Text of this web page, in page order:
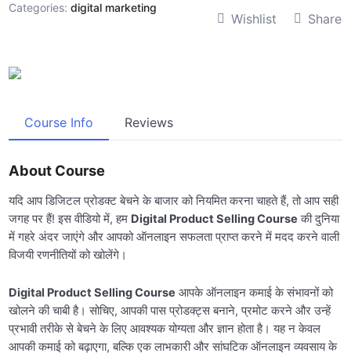
Categories: digital marketing
Wishlist Share
Course Info Reviews
About Course
यदि आप डिजिटल प्रोडक्ट बेचने के बाजार को नियमित करना चाहते हैं, तो आप सही
जगह पर हैं! इस वीडियो में, हम Digital Product Selling Course की दुनिया
में गहरे अंदर जाएंगे और आपको ऑनलाइन सफलता प्राप्त करने में मदद करने वाली
विजयी रणनीतियों को खोलेंगे।
Digital Product Selling Course आपके ऑनलाइन कमाई के संभावनों को
खोलने की चाबी है। सोचिए, आपकी पास प्रोडक्ट्स बनाने, प्रमोट करने और उन्हें
प्रभावी तरीके से बेचने के लिए आवश्यक योग्यता और ज्ञान होता है। यह न केवल
आपकी कमाई को बढ़ाएगा, बल्कि एक लाभकारी और सांघटिक ऑनलाइन व्यवसाय के